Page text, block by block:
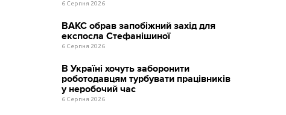
6 Серпня 2026
ВАКС обрав запобіжний захід для
експосла Стефанішиної
6 Серпня 2026
В Україні хочуть заборонити
роботодавцям турбувати працівників
у неробочий час
6 Серпня 2026